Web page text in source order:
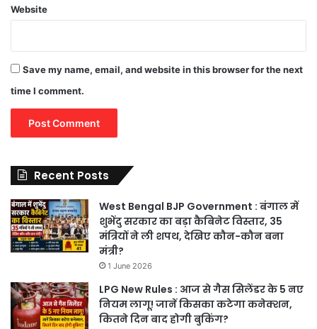
Website
Save my name, email, and website in this browser for the next
time I comment.
Recent Posts
West Bengal BJP Government : बंगाल में
शुभेंदु सरकार का बड़ा कैबिनेट विस्तार, 35
मंत्रियों ने ली शपथ, देखिए कौन-कौन बना
मंत्री?
1 June 2026
LPG New Rules : आज से गैस सिलेंडर के 5 नए
नियम लागू! जानें किसका कटेगा कनेक्शन,
कितने दिन बाद होगी बुकिंग?